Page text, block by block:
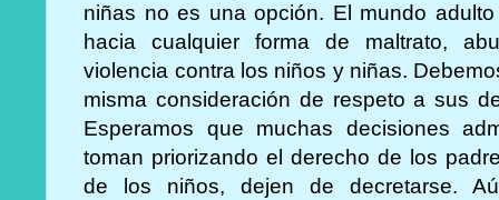
niñas no es una opción. El mundo
hacia cualquier forma de maltrato,
violencia contra los niños y niñas.
misma consideración de respeto a sus
Esperamos que muchas decisiones
toman priorizando el derecho de los
de los niños, dejen de decretarse.